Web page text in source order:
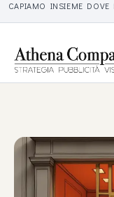
CAPIAMO INSIEME DOVE